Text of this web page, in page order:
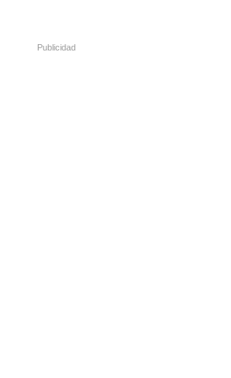
Publicidad